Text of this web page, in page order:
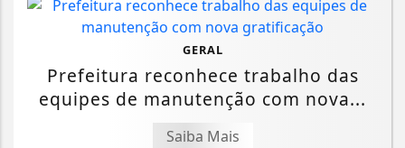
GERAL
Prefeitura reconhece trabalho das
equipes de manutenção com nova...
Saiba Mais